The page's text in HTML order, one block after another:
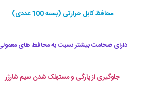
محافظ کابل حرارتی (بسته 100 عددی)
دارای ضخامت بیشتر نسبت به محافظ های
جلوگیری از پارگی و مستهلک شدن سیم شارژر